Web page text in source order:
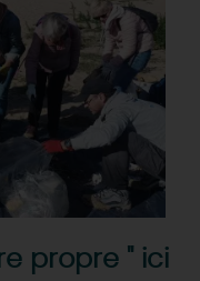
propre " ici